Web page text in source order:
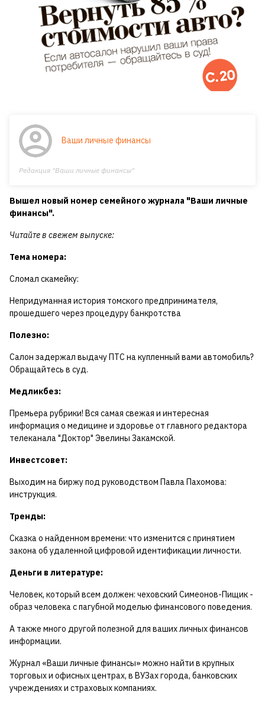
Ваши личные финансы
Редакция "Ваши личные финансы"
Вышел новый номер семейного журнала "Ваши личные
финансы".
Читайте в свежем выпуске:
Тема номера:
Сломал скамейку:
Непридуманная история томского предпринимателя,
прошедшего через процедуру банкротства
Полезно:
Салон задержал выдачу ПТС на купленный вами автомобиль?
Обращайтесь в суд.
Медликбез:
Премьера рубрики! Вся самая свежая и интересная
информация о медицине и здоровье от главного редактора
телеканала "Доктор" Эвелины Закамской.
Инвестсовет:
Выходим на биржу под руководством Павла Пахомова:
инструкция.
Тренды:
Сказка о найденном времени: что изменится с принятием
закона об удаленной цифровой идентификации личности.
Деньги в литературе:
Человек, который всем должен: чеховский Симеонов-Пищик -
образ человека с пагубной моделью финансового поведения.
А также много другой полезной для ваших личных финансов
информации.
Журнал «Ваши личные финансы» можно найти в крупных
торговых и офисных центрах, в ВУЗах города, банковских
учреждениях и страховых компаниях.